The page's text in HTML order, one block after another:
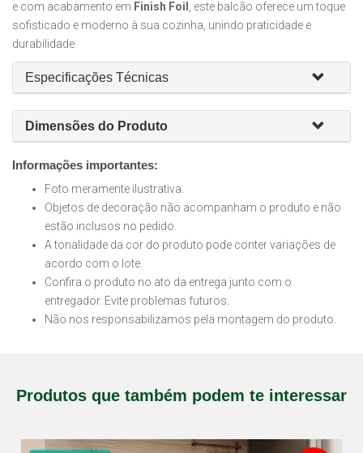
e com acabamento em Finish Foil
, este balcão oferece um toque
sofisticado e moderno à sua cozinha, unindo praticidade e
durabilidade.
Especificações Técnicas
Dimensões do Produto
Informações importantes:
Foto meramente ilustrativa.
Objetos de decoração não acompanham o produto e não
estão inclusos no pedido.
A tonalidade da cor do produto pode conter variações de
acordo com o lote.
Confira o produto no ato da entrega junto com o
entregador. Evite problemas futuros.
Não nos responsabilizamos pela montagem do produto.
Produtos que também podem te interessar